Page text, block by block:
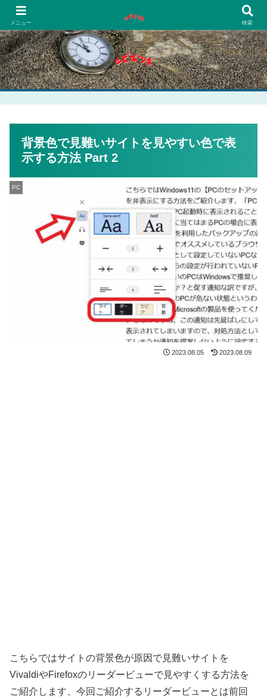
背景色で見難いサイトを見やすい色で表
示する方法 Part 2
PC
2023.08.05 2023.08.09
こちらではサイトの背景色が原因で見難いサイトを
VivaldiやFirefoxのリーダービューで見やすくする方法を
ご紹介します、今回ご紹介するリーダービューとは前回
メニュー 検索